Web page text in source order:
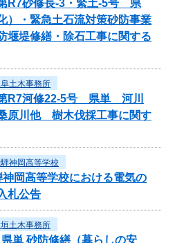
R7砂修長-3・緊土-5号 県
・緊急土石流対策砂防事業
堤修繕・除石工事に関する
土木事務所
第R7河修22-5号 県単 河川
原川他 樹木伐採工事に関す
神岡高等学校
岡高等学校における電気の
札公告
土木事務所
単 砂防修繕（暮らしの安